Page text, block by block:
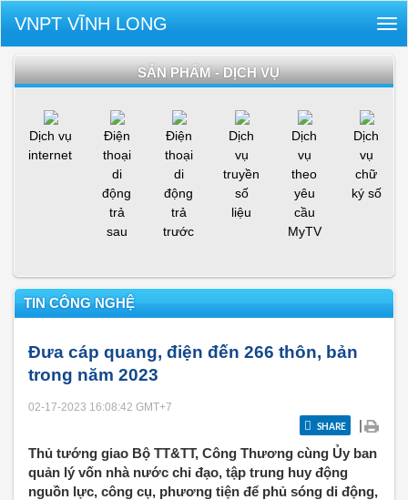
VNPT VĨNH LONG
SẢN PHẨM - DỊCH VỤ
Dịch vụ
internet
Điện
thoại
di
động
trả
sau
Điện
thoại
di
động
trả
trước
Dịch
vụ
truyền
số
liệu
Dịch
vụ
theo
yêu
cầu
MyTV
Dịch
vụ
chữ
ký số
TIN CÔNG NGHỆ
Đưa cáp quang, điện đến 266 thôn, bản
trong năm 2023
02-17-2023 16:08:42 GMT+7
SHARE
|
Thủ tướng giao Bộ TT&TT, Công Thương cùng Ủy ban
quản lý vốn nhà nước chỉ đạo, tập trung huy động
nguồn lực, công cụ, phương tiện để phủ sóng di động,